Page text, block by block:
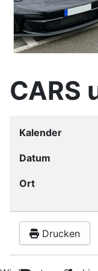
CARS
Kalender
Datum
Ort
Drucken